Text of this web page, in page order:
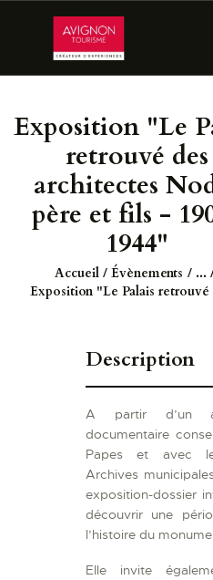
Exposition "Le
retrouvé des
architectes
père et fils -
1944"
Accueil Évènements
...
Exposition "Le Palais retrouvé
ACCUEIL
RÉSERVER
PRÉPARER MA
700 ANS
LES JARDINS
PONTIFICAUX
AGENDA
Description
A partir d’un
documentaire
Papes et avec
Archives
exposition-dossier
découvrir une
l’histoire du
Elle invite